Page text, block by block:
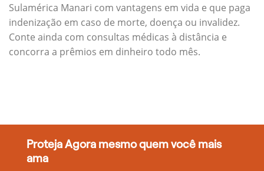
Sulamérica Manari com vantagens em vida e que paga
indenização em caso de morte, doença ou invalidez.
Conte ainda com consultas médicas à distância e
concorra a prêmios em dinheiro todo mês.
Proteja Agora mesmo quem você mais
ama